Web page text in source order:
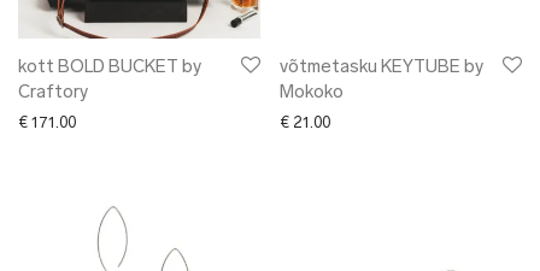
kott BOLD BUCKET by
Craftory
€ 171.00
võtmetasku KEYTUBE by
Mokoko
€ 21.00